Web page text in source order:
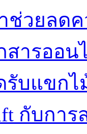
ช่วยลด
สารออน
รับแขก
กับกา